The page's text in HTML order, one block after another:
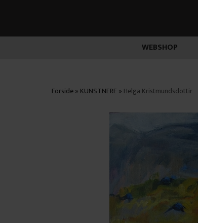
WEBSHOP
Forside» KUNSTNERE » Helga Kristmundsdottir